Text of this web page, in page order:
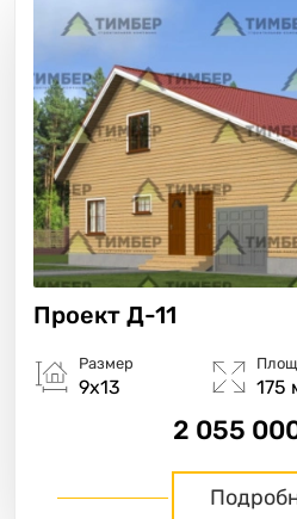
Проект Д-11
Размер
9х13 175
2 055